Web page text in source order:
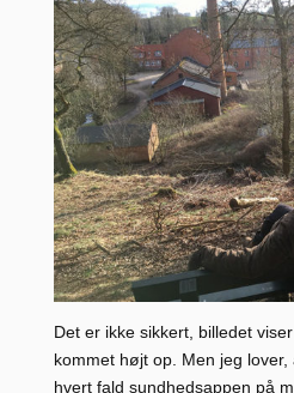
Det er ikke sikkert, billedet
kommet højt op. Men jeg
hvert fald sundhedsappen på